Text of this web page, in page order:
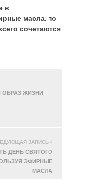
в
масла, по
сочетаются
ОБРАЗ ЖИЗНИ
ЗАПИСЬ »
ДЕНЬ СВЯТОГО
ЭФИРНЫЕ
МАСЛА